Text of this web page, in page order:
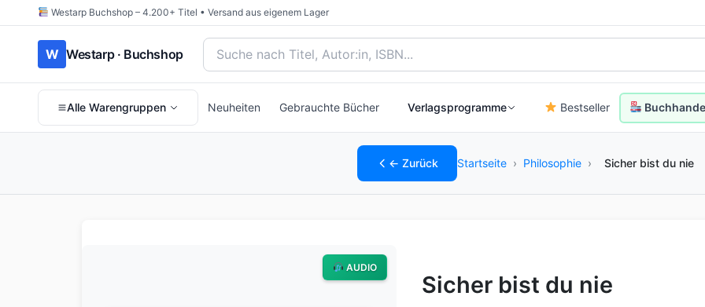
Westarp Buchshop – 4.200+ Titel • Versand aus eigenem Lager
W Westarp · Buchshop Bücher suchen nach Titel, Autor:in oder ISBN
Alle Warengruppen Neuheiten Gebrauchte Bücher Verlagsprogramme Bestseller
← Zurück Startseite › Philosophie › Sicher bist du nie
AUDIO
Sicher bist du nie